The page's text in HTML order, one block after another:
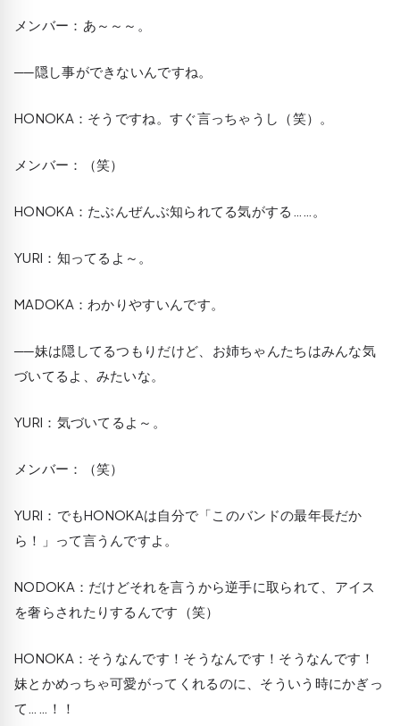
メンバー：あ～～～。
──隠し事ができないんですね。
HONOKA ：そうですね。すぐ言っちゃうし（笑）。
メンバー：（笑）
HONOKA ：たぶんぜんぶ知られてる気がする……。
YURI ：知ってるよ～。
MADOKA ：わかりやすいんです。
──妹は隠してるつもりだけど、お姉ちゃんたちはみんな気
づいてるよ、みたいな。
YURI ：気づいてるよ～。
メンバー：（笑）
YURI ：でもHONOKAは自分で「このバンドの最年長だか
ら！」って言うんですよ。
NODOKA ：だけどそれを言うから逆手に取られて、アイス
を奢らされたりするんです（笑）
HONOKA ：そうなんです！そうなんです！そうなんです！
妹とかめっちゃ可愛がってくれるのに、そういう時にかぎっ
て……！！